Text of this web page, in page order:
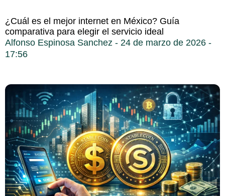
¿Cuál es el mejor internet en México? Guía
comparativa para elegir el servicio ideal
Alfonso Espinosa Sanchez
24 de marzo de 2026
17:56